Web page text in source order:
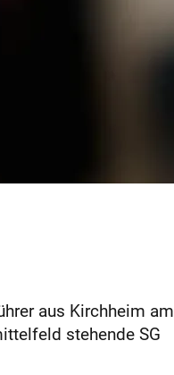
aus Kirchheim am
stehende SG